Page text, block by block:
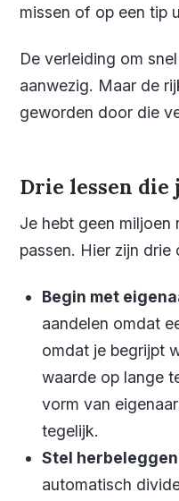
missen of op een tip
De verleiding om
aanwezig. Maar de
geworden door die
Drie lessen die
Je hebt geen
passen. Hier zijn
Begin met
aandelen omdat
omdat je begrijpt
waarde op lange
vorm van
tegelijk.
Stel
automatisch